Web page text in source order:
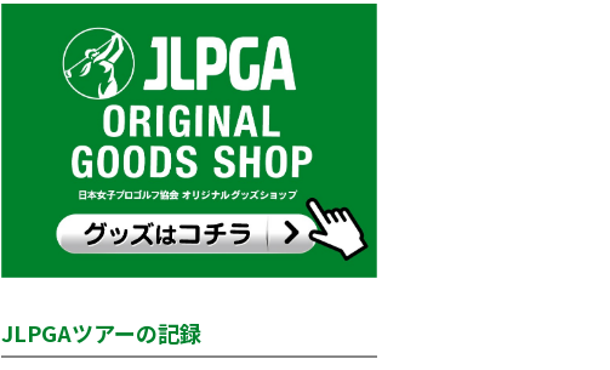
JLPGAツアーの記録